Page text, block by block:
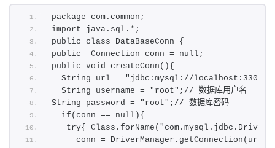
package com.common;
import java.sql.*;
public class DataBaseConn {
public  Connection conn = null;
public void createConn(){
String url = "jdbc:mysql://localhost:3306/
  String username = "root";// 数据库用户名
String password = "root";// 数据库密码
  if(conn == null){
try{
conn =